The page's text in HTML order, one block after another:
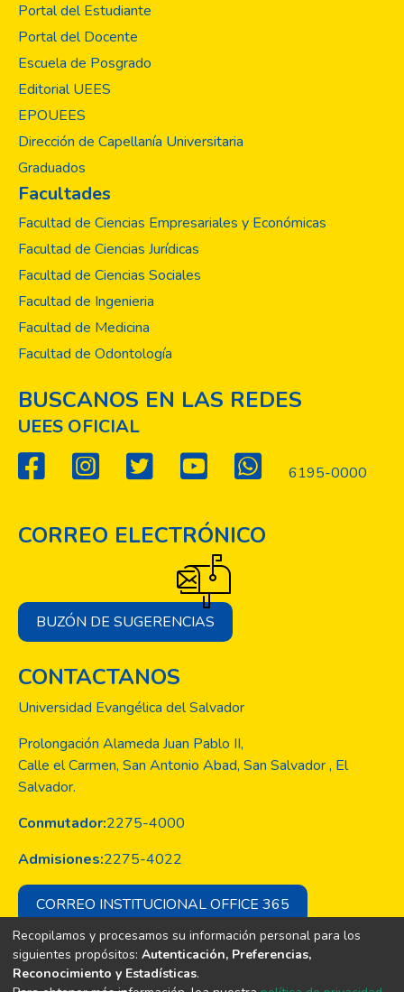
Portal del Estudiante
Portal del Docente
Escuela de Posgrado
Editorial UEES
EPOUEES
Dirección de Capellanía Universitaria
Graduados
Facultades
Facultad de Ciencias Empresariales y Económicas
Facultad de Ciencias Jurídicas
Facultad de Ciencias Sociales
Facultad de Ingenieria
Facultad de Medicina
Facultad de Odontología
BUSCANOS EN LAS REDES
UEES OFICIAL
6195-0000
CORREO ELECTRÓNICO
BUZÓN DE SUGERENCIAS
CONTACTANOS
Universidad Evangélica del Salvador
Prolongación Alameda Juan Pablo II,
Calle el Carmen, San Antonio Abad, San Salvador , El
Salvador.
Conmutador:2275-4000
Admisiones:2275-4022
CORREO INSTITUCIONAL OFFICE 365
Copyright © Todos los derechos son
Recopilamos y procesamos su información personal para los
siguientes propósitos: Autenticación, Preferencias,
Reconocimiento y Estadísticas.